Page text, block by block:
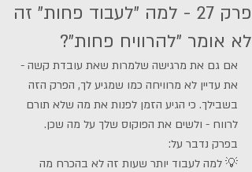
פרק 27 - למה "לעבוד פחות" זה
לא אומר "להרוויח פחות"?
אם גם את מרגישה שלמרות שאת עובדת קשה -
את עדיין לא מרוויחה כמו שמגיע לך, הפרק הזה
בשבילך. כי הגיע הזמן לפנות את מה שלא תורם
לרווח - ולשים את הפוקוס שלך על מה שכן.
בפרק נדבר על:
💡 למה לעבוד יותר שעות זה לא בהכרח מה